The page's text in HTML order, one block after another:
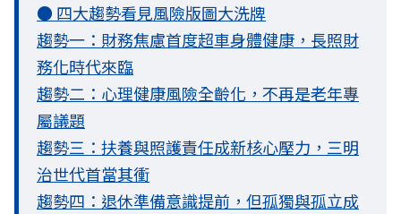
● 四大趨勢看見風險版圖大洗牌
趨勢一：財務焦慮首度超車身體健康，長照財
務化時代來臨
趨勢二：心理健康風險全齡化，不再是老年專
屬議題
趨勢三：扶養與照護責任成新核心壓力，三明
治世代首當其衝
趨勢四：退休準備意識提前，但孤獨與孤立成